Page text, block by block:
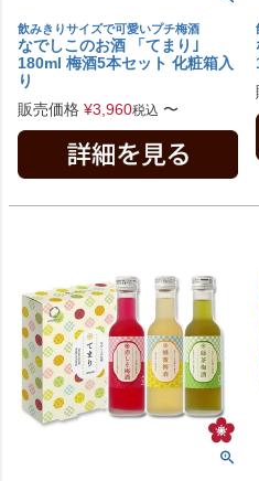
飲みきりサイズで可愛いプチ梅酒
なでしこのお酒 「てまり｣
180ml 梅酒5本セット 化粧箱入
り
販売価格 ¥3,960税込 〜